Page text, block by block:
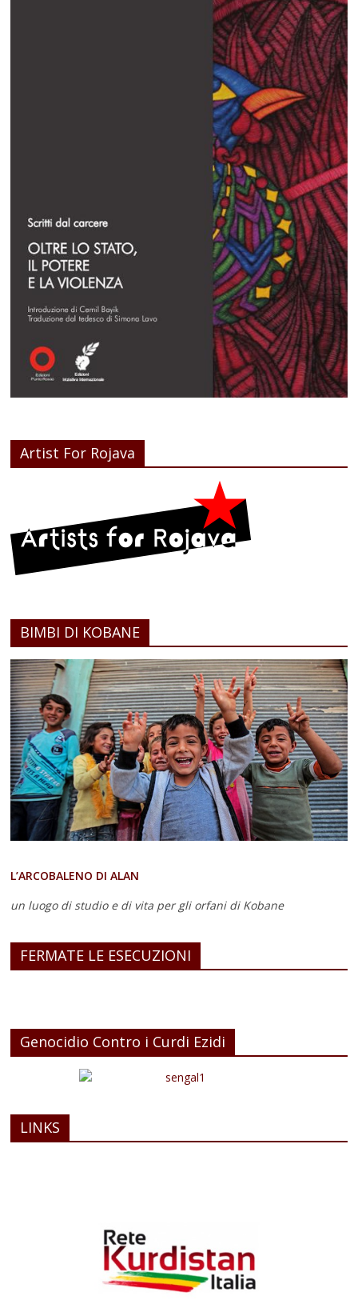
Artist For Rojava
BIMBI DI KOBANE
L’ARCOBALENO DI ALAN
un luogo di studio e di vita per gli orfani di Kobane
FERMATE LE ESECUZIONI
Genocidio Contro i Curdi Ezidi
LINKS